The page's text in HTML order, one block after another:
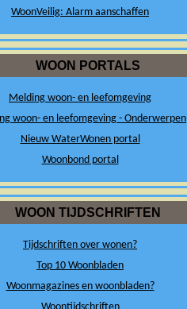
WoonVeilig: Alarm aanschaffen
WOON PORTALS
Melding woon- en leefomgeving
woon- en leefomgeving - Onderwerpen
Nieuw WaterWonen portal
Woonbond portal
WOON TIJDSCHRIFTEN
Tijdschriften over wonen?
Top 10 Woonbladen
Woonmagazines en woonbladen?